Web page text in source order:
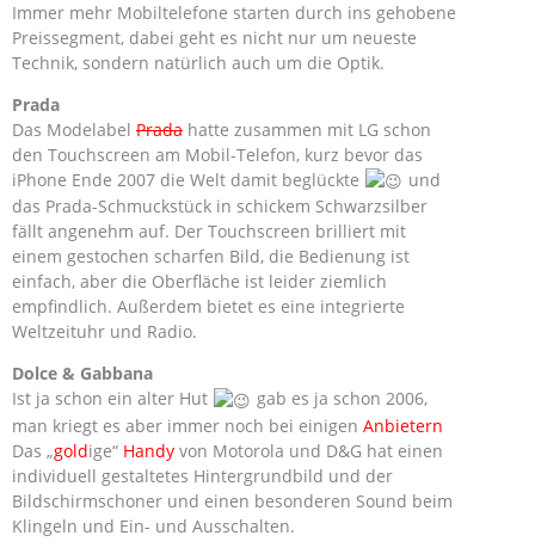
Immer mehr Mobiltelefone starten durch ins gehobene
Preissegment, dabei geht es nicht nur um neueste
Technik, sondern natürlich auch um die Optik.
Prada
Das Modelabel Prada hatte zusammen mit LG schon
den Touchscreen am Mobil-Telefon, kurz bevor das
iPhone Ende 2007 die Welt damit beglückte
und
das Prada-Schmuckstück in schickem Schwarzsilber
fällt angenehm auf. Der Touchscreen brilliert mit
einem gestochen scharfen Bild, die Bedienung ist
einfach, aber die Oberfläche ist leider ziemlich
empfindlich. Außerdem bietet es eine integrierte
Weltzeituhr und Radio.
Dolce & Gabbana
Ist ja schon ein alter Hut
gab es ja schon 2006,
man kriegt es aber immer noch bei einigen Anbietern
Das „goldige“ Handy von Motorola und D&G hat einen
individuell gestaltetes Hintergrundbild und der
Bildschirmschoner und einen besonderen Sound beim
Klingeln und Ein- und Ausschalten.